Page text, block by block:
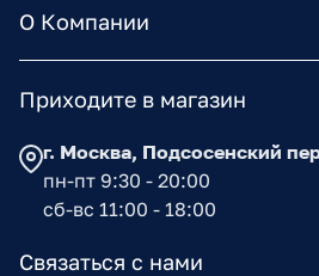
О Компании
Приходите в магазин
г. Москва, Подсосенский
пн-пт 9:30 - 20:00
сб-вс 11:00 - 18:00
Связаться с нами